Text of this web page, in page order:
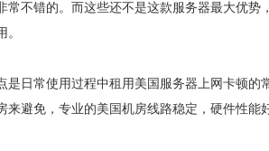
常不错的。而这些还不是这款服务器最大优
。
是日常使用过程中租用美国服务器上网卡顿
来避免，专业的美国机房线路稳定，硬件性能